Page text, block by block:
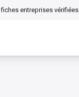
fiches entreprises vérifiées